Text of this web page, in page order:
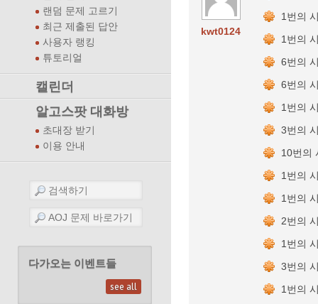
랜덤 문제 고르기
최근 제출된 답안
사용자 랭킹
튜토리얼
캘린더
알고스팟 대화방
초대장 받기
이용 안내
다가오는 이벤트들
see all
kwt0124
1번의
1번의
6번의
6번의
1번의
3번의
10번의
1번의
1번의
2번의
1번의
3번의
1번의